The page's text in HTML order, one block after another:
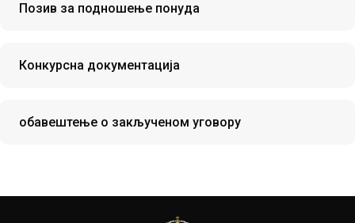
Позив за подношење понуда
Конкурсна документација
обавештење о закљученом уговору